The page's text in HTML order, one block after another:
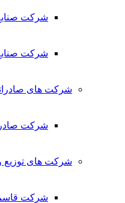
شرکت
شرکت
شرکت های
شرکت
شرکت های
شرکت